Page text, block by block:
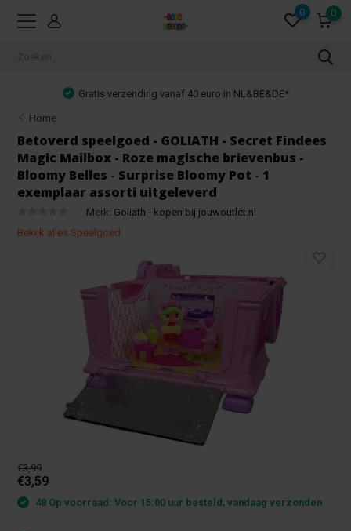
0 0
Gratis verzending vanaf 40 euro in NL&BE&DE*
Home
Betoverd speelgoed - GOLIATH - Secret Findees
Magic Mailbox - Roze magische brievenbus -
Bloomy Belles - Surprise Bloomy Pot - 1
exemplaar assorti uitgeleverd
Merk: Goliath - kopen bij jouwoutlet.nl
Bekijk alles Speelgoed
€3,99
€3,59
48 Op voorraad: Voor 15:00 uur besteld, vandaag verzonden